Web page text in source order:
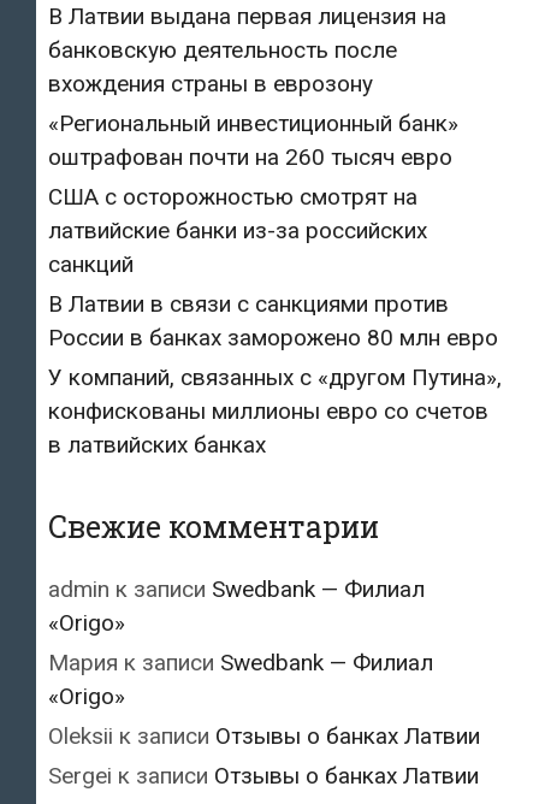
В Латвии выдана первая лицензия на
банковскую деятельность после
вхождения страны в еврозону
«Региональный инвестиционный банк»
оштрафован почти на 260 тысяч евро
США с осторожностью смотрят на
латвийские банки из-за российских
санкций
В Латвии в связи с санкциями против
России в банках заморожено 80 млн евро
У компаний, связанных с «другом Путина»,
конфискованы миллионы евро со счетов
в латвийских банках
Свежие комментарии
admin к записи Swedbank — Филиал
«Origo»
Мария к записи Swedbank — Филиал
«Origo»
Oleksii к записи Отзывы о банках Латвии
Sergei к записи Отзывы о банках Латвии